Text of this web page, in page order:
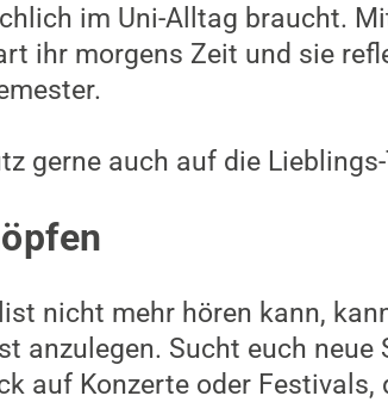
im Uni-Alltag braucht.
ihr morgens Zeit und sie
gerne auch auf die
nicht mehr hören kann,
anzulegen. Sucht euch neue
auf Konzerte oder Festivals,